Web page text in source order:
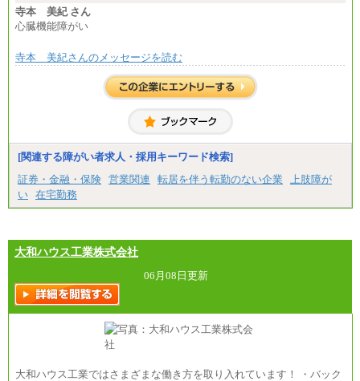
寺本 美紀 さん
心臓機能障がい
寺本 美紀さんのメッセージを読む
[関連する障がい者求人・採用キーワード検索]
証券・金融・保険 営業関連 転居を伴う転勤のない企業
上肢障が
い 在宅勤務
大和ハウス工業株式会社
06月08日更新
大和ハウス工業ではさまざまな働き方を取り入れています！ ・バック